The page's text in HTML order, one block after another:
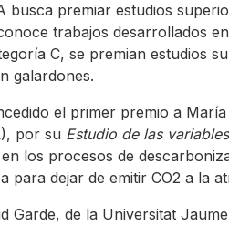
busca premiar estudios
trabajos desarrollados
C, se premian estudios
galardones.
el primer premio a
por su Estudio de las
los procesos de
para dejar de emitir CO2 a la
Garde, de la Universitat